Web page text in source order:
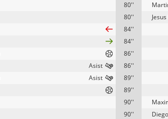
80''
80''
84''
84''
86''
86''
89''
89''
90''
90''